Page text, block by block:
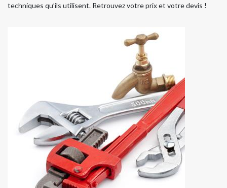
techniques qu’ils utilisent. Retrouvez votre prix et votre devis !